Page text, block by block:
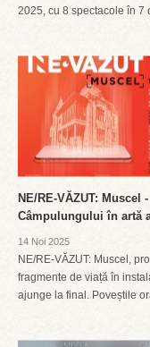
2025, cu 8 spectacole în 7
NE/RE-VĂZUT:
Câmpulungului în artă
14 Noi 2025
NE/RE-VĂZUT: Muscel,
fragmente de viață în
ajunge la final. Poveștile